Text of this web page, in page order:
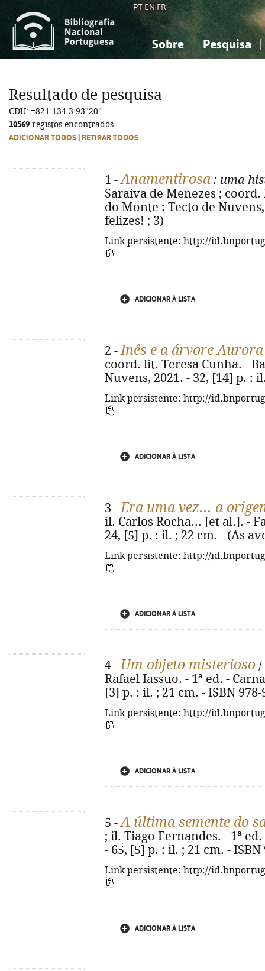
PT EN FR
Sobre Pesquisa
Ciências sociais...
Ciências sociais...
Resultado de pesquisa
CDU: =821.134.3-93"20"
10569 registos encontrados
ADICIONAR TODOS RETIRAR TODOS
1 -Anamentirosa : uma
Saraiva de Menezes ;
do Monte : Tecto de
felizes! ; 3)
Link persistente: http://
ADICIONAR À LISTA
2 -Inês e a árvore Aurora
coord. lit. Teresa Cunha. -
Nuvens, 2021. - 32, [14] p. :
Link persistente: http://
ADICIONAR À LISTA
3 -Era uma vez... a
il. Carlos Rocha... [et al.]. -
24, [5] p. : il. ; 22 cm. - (As
Link persistente: http://
ADICIONAR À LISTA
4 - Um objeto misterioso /
Rafael Iassuo. - 1ª ed. -
[3] p. : il. ; 21 cm. - ISBN 978-
Link persistente: http://
ADICIONAR À LISTA
5 -A última semente do
; il. Tiago Fernandes. - 1ª
- 65, [5] p. : il. ; 21 cm. - ISBN
Link persistente: http://
ADICIONAR À LISTA